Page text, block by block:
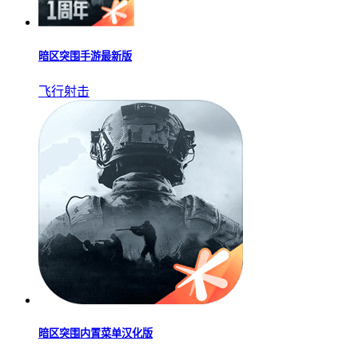
暗区突围手游最新版
飞行射击
暗区突围内置菜单汉化版